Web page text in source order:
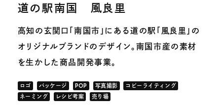
道の駅南国 風良里
高知の玄関口「南国市」にある道の駅「風良里」の
オリジナルブランドのデザイン。南国市産の素材
を生かした商品開発事業。
ロゴ パッケージ POP 写真撮影
コピーライティング
ネーミング
レシピ考案 売り場